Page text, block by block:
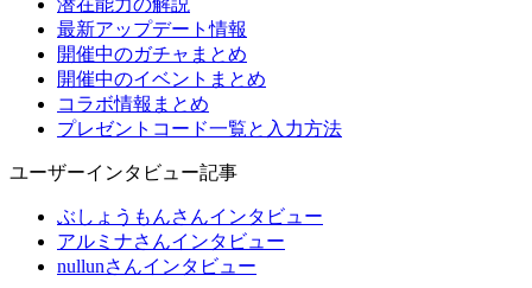
潜在能力の解説
最新アップデート情報
開催中のガチャまとめ
開催中のイベントまとめ
コラボ情報まとめ
プレゼントコード一覧と入力方法
ユーザーインタビュー記事
ぶしょうもんさんインタビュー
アルミナさんインタビュー
nullunさんインタビュー